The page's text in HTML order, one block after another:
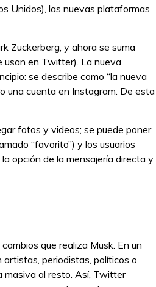
Unidos), las nuevas plataformas
Zuckerberg, y ahora se suma
usan en Twitter). La nueva
se describe como “la nueva
una cuenta en Instagram. De esta
fotos y videos; se puede poner
“favorito”) y los usuarios
opción de la mensajería directa y
que realiza Musk. En un
periodistas, políticos o
masiva al resto. Así, Twitter